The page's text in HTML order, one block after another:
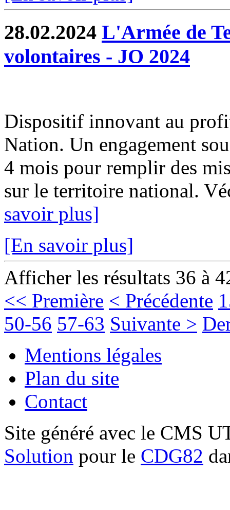
28.02.2024 L'Armée de
volontaires - JO 2024
Dispositif innovant au
Nation. Un engagement
4 mois pour remplir des
sur le territoire national.
savoir plus]
[En savoir plus]
Afficher les résultats 36 à
<< Première < Précédente
50-56 57-63 Suivante >
Mentions légales
Plan du site
Contact
Site généré avec le CMS
Solution pour le CDG82